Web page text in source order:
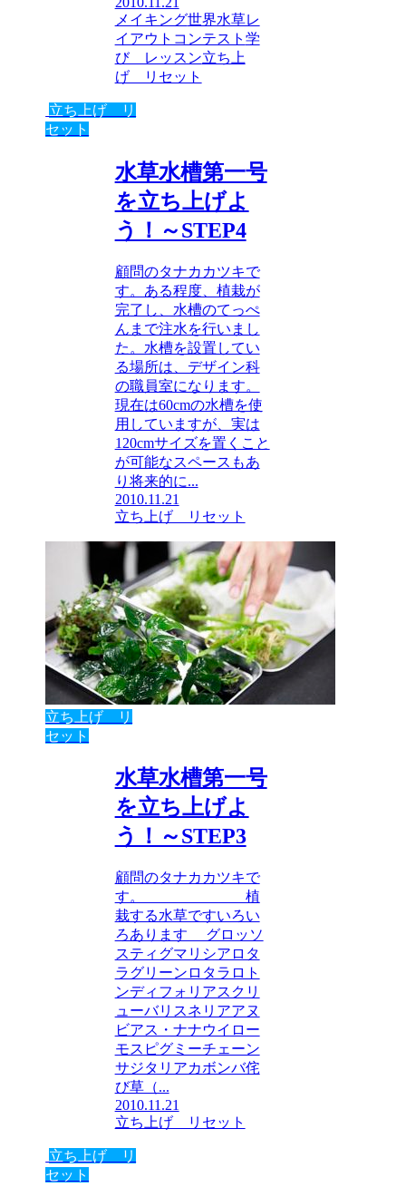
メイキング世界水草レ
イアウトコンテスト 学
び レッスン立ち上
げ リセット
立ち上げ リ
セット
水草水槽第一号
を立ち上げよ
う！～STEP4
顧問のタナカカツキで
す。ある程度、植栽が
完了し、水槽のてっぺ
んまで注水を行いまし
た。水槽を設置してい
る場所は、デザイン科
の職員室になります。
現在は60cmの水槽を使
用していますが、実は
120cmサイズを置くこと
が可能なスペースもあ
り将来的に...
2010.11.21
立ち上げ リセット
立ち上げ リ
セット
水草水槽第一号
を立ち上げよ
う！～STEP3
顧問のタナカカツキで
す。 植
栽する水草ですいろい
ろあります グロッソ
スティグマリシアロタ
ラグリーンロタラロト
ンディフォリアスクリ
ューバリスネリアアヌ
ビアス・ナナウイロー
モスピグミーチェーン
サジタリアカボンバ侘
び草（...
2010.11.21
立ち上げ リセット
立ち上げ リ
セット